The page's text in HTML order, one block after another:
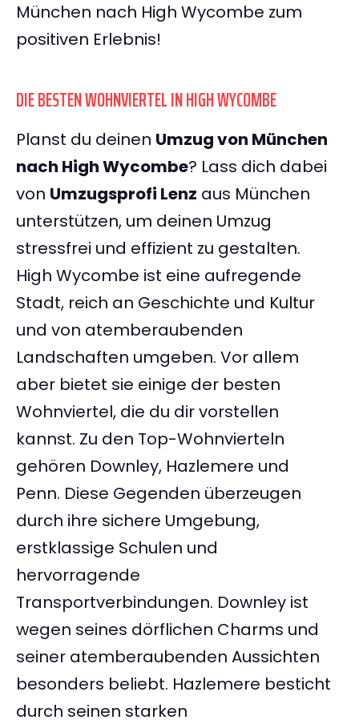
München nach High Wycombe zum
positiven Erlebnis!
DIE BESTEN WOHNVIERTEL IN HIGH WYCOMBE
Planst du deinen Umzug von München
nach High Wycombe? Lass dich dabei
von Umzugsprofi Lenz aus München
unterstützen, um deinen Umzug
stressfrei und effizient zu gestalten.
High Wycombe ist eine aufregende
Stadt, reich an Geschichte und Kultur
und von atemberaubenden
Landschaften umgeben. Vor allem
aber bietet sie einige der besten
Wohnviertel, die du dir vorstellen
kannst. Zu den Top-Wohnvierteln
gehören Downley, Hazlemere und
Penn. Diese Gegenden überzeugen
durch ihre sichere Umgebung,
erstklassige Schulen und
hervorragende
Transportverbindungen. Downley ist
wegen seines dörflichen Charms und
seiner atemberaubenden Aussichten
besonders beliebt. Hazlemere besticht
durch seinen starken